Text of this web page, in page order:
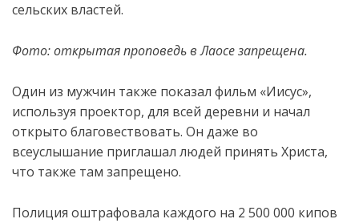
сельских властей.
Фото: открытая проповедь в Лаосе запрещена.
Один из мужчин также показал фильм «Иисус»,
используя проектор, для всей деревни и начал
открыто благовествовать. Он даже во
всеуслышание приглашал людей принять Христа,
что также там запрещено.
Полиция оштрафовала каждого на 2 500 000 кипов